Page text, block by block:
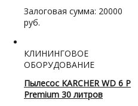
Залоговая сумма: 20000
руб.
КЛИНИНГОВОЕ
ОБОРУДОВАНИЕ
Пылесос KARCHER WD 6 P
Premium 30 литров